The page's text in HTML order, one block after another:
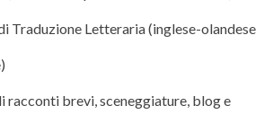
Traduzione Letteraria (inglese-olandese
racconti brevi, sceneggiature, blog e